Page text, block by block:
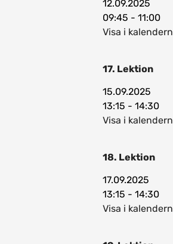
12.09.2025
09:45 - 11:00
Visa i kalendern
17. Lektion
15.09.2025
13:15 - 14:30
Visa i kalendern
18. Lektion
17.09.2025
13:15 - 14:30
Visa i kalendern